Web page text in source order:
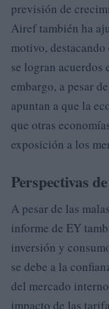
previsión de
Airef también ha
motivo,
se logran acuerdos
embargo, a pesar
apuntan a que la
que otras
exposición a los
Perspectivas
A pesar de las
informe de EY
inversión y
se debe a la
del mercado
impacto de las